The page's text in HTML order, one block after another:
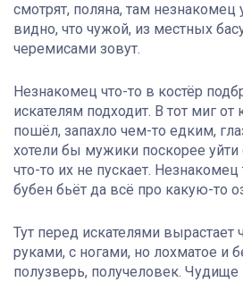
смотрят, поляна, там
видно, что чужой, из местных
черемисами зовут.
Незнакомец что-то в костёр
искателям подходит. В тот миг
пошёл, запахло чем-то едким,
хотели бы мужики поскорее уйти
что-то их не пускает.
бубен бьёт да всё про какую-то
Тут перед искателями вырастает
руками, с ногами, но лохматое и
полузверь, получеловек. Чудище